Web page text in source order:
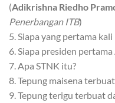
(Adikrishna Riedho
Penerbangan ITB)
5. Siapa yang pertama
6. Siapa presiden
7. Apa STNK itu?
8. Tepung maisena
9. Tepung terigu terbuat